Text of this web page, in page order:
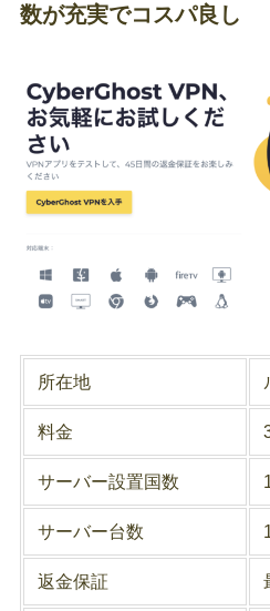
数が充実でコスパ良し
所在地
料金
サーバー設置国数
サーバー台数
返金保証